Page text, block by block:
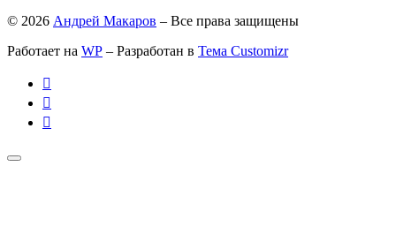
© 2026 Андрей Макаров – Все права защищены
Работает на WP – Разработан в Тема Customizr